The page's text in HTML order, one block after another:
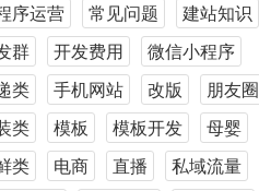
序运营
常见问题
建站知识
群
开发费用
微信小程序
类
手机网站 改版
朋友圈
类
模板 模板开发
母婴
类
电商 直播
私域流量